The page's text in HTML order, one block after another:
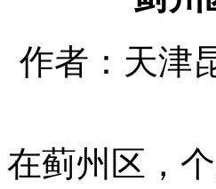
作者：天津
在蓟州区，